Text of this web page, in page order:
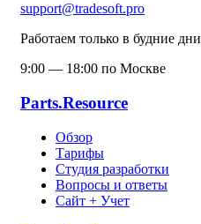
support@tradesoft.pro
Работаем только в будние дни
9:00 — 18:00 по Москве
Parts.Resource
Обзор
Тарифы
Студия разработки
Вопросы и ответы
Сайт + Учет